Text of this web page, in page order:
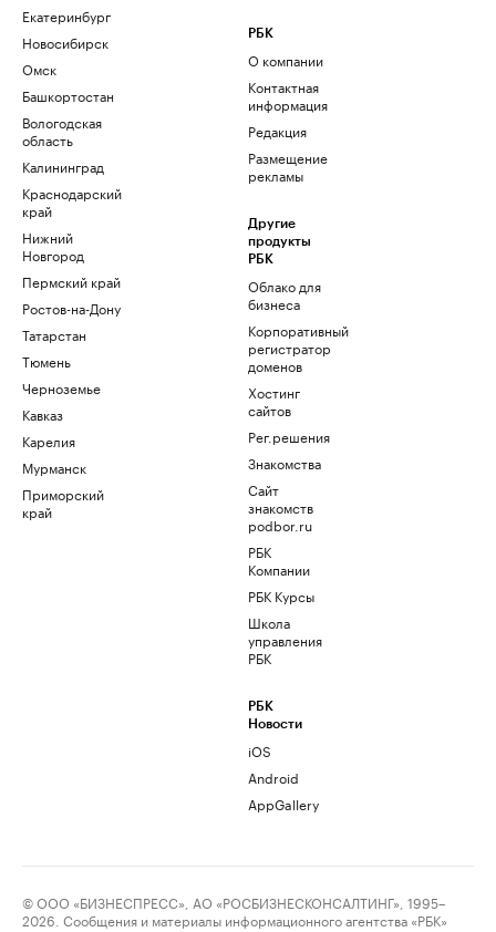
Екатеринбург
Новосибирск
Омск
Башкортостан
Вологодская
область
Калининград
Краснодарский
край
Нижний
Новгород
Пермский край
Ростов-на-Дону
Татарстан
Тюмень
Черноземье
Кавказ
Карелия
Мурманск
Приморский
край
РБК
О компании
Контактная
информация
Редакция
Размещение
рекламы
Другие
продукты
РБК
Облако для
бизнеса
Корпоративный
регистратор
доменов
Хостинг
сайтов
Рег.решения
Знакомства
Сайт
знакомств
podbor.ru
РБК
Компании
РБК Курсы
Школа
управления
РБК
РБК
Новости
iOS
Android
AppGallery
© ООО «БИЗНЕСПРЕСС», АО «РОСБИЗНЕСКОНСАЛТИНГ», 1995–
2026. Сообщения и материалы информационного агентства «РБК»